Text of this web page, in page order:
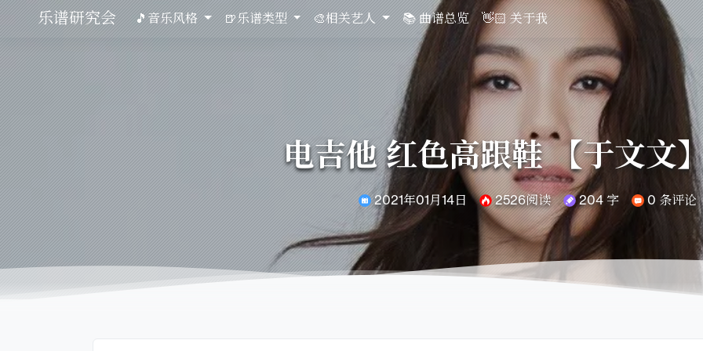
乐谱研究会 🎵音乐风格 🍺乐谱类型 🎨相关艺人 📚 曲谱总览 👋🏻 关于我
电吉他 红色高跟鞋 【于文文
2021年01月14日 2526阅读 204 字 0 条评论